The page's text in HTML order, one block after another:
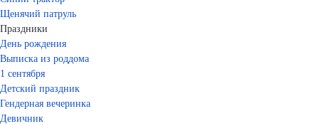
Щенячий патруль
Праздники
День рождения
Выписка из роддома
1 сентября
Детский праздник
Гендерная вечеринка
Девичник